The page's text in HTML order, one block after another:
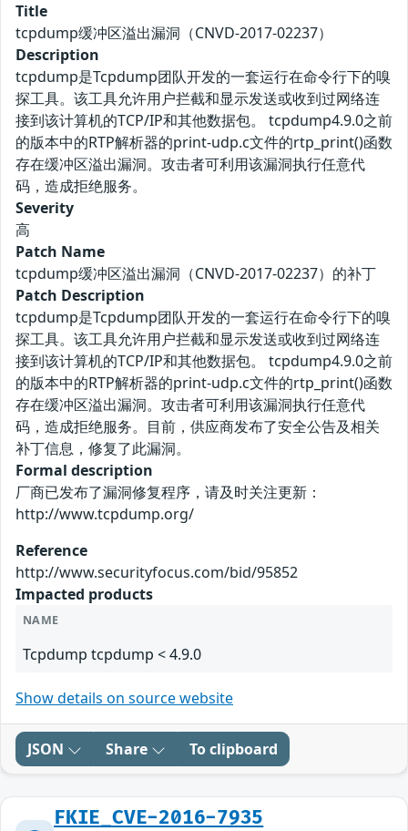
Title
tcpdump缓冲区溢出漏洞（CNVD-2017-02237）
Description
tcpdump是Tcpdump团队开发的一套运行在命令行下的嗅
探工具。该工具允许用户拦截和显示发送或收到过网络连
接到该计算机的TCP/IP和其他数据包。 tcpdump4.9.0之前
的版本中的RTP解析器的print-udp.c文件的rtp_print()函数
存在缓冲区溢出漏洞。攻击者可利用该漏洞执行任意代
码，造成拒绝服务。
Severity
高
Patch Name
tcpdump缓冲区溢出漏洞（CNVD-2017-02237）的补丁
Patch Description
tcpdump是Tcpdump团队开发的一套运行在命令行下的嗅
探工具。该工具允许用户拦截和显示发送或收到过网络连
接到该计算机的TCP/IP和其他数据包。 tcpdump4.9.0之前
的版本中的RTP解析器的print-udp.c文件的rtp_print()函数
存在缓冲区溢出漏洞。攻击者可利用该漏洞执行任意代
码，造成拒绝服务。目前，供应商发布了安全公告及相关
补丁信息，修复了此漏洞。
Formal description
厂商已发布了漏洞修复程序，请及时关注更新：
http://www.tcpdump.org/
Reference
http://www.securityfocus.com/bid/95852
Impacted products
NAME
Tcpdump tcpdump < 4.9.0
Show details on source website
JSON Share To clipboard
FKIE_CVE-2016-7935